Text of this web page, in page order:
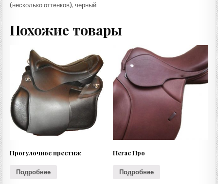
(несколько оттенков), черный
Похожие товары
Прогулочное престиж
Подробнее
Пегас Про
Подробнее